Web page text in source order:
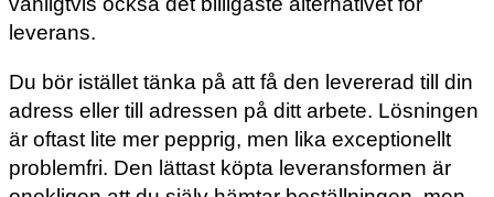
leverans.
Du bör istället tänka på att få den levererad till din
adress eller till adressen på ditt arbete. Lösningen
är oftast lite mer pepprig, men lika exceptionellt
problemfri. Den lättast köpta leveransformen är